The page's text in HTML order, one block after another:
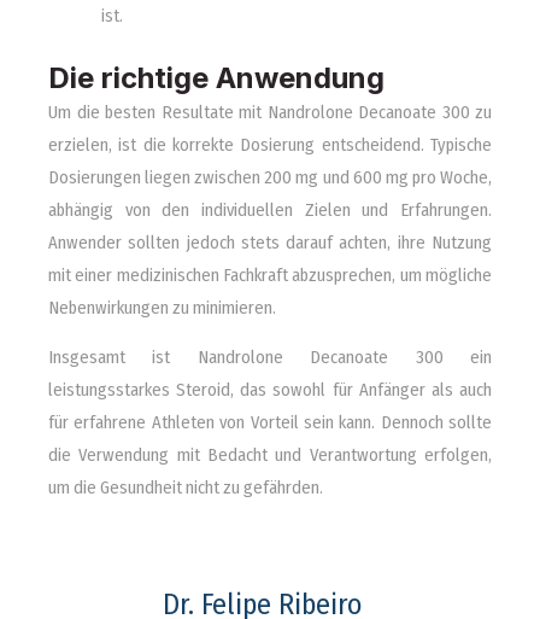
ist.
Die richtige Anwendung
Um die besten Resultate mit Nandrolone Decanoate 300 zu
erzielen, ist die korrekte Dosierung entscheidend. Typische
Dosierungen liegen zwischen 200 mg und 600 mg pro Woche,
abhängig von den individuellen Zielen und Erfahrungen.
Anwender sollten jedoch stets darauf achten, ihre Nutzung
mit einer medizinischen Fachkraft abzusprechen, um mögliche
Nebenwirkungen zu minimieren.
Insgesamt ist Nandrolone Decanoate 300 ein
leistungsstarkes Steroid, das sowohl für Anfänger als auch
für erfahrene Athleten von Vorteil sein kann. Dennoch sollte
die Verwendung mit Bedacht und Verantwortung erfolgen,
um die Gesundheit nicht zu gefährden.
Dr. Felipe Ribeiro